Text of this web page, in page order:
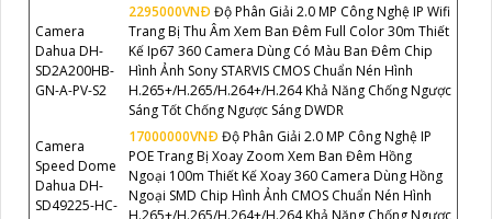
Camera
Dahua DH-
SD2A200HB-
GN-A-PV-S2
2295000VNÐ Độ Phân Giải 2.0 MP Công Nghệ IP Wifi
Trang Bị Thu Âm Xem Ban Đêm Full Color 30m Thiết
Kế Ip67 360 Camera Dùng Có Màu Ban Đêm Chip
Hình Ảnh Sony STARVIS CMOS Chuẩn Nén Hình
H.265+/H.265/H.264+/H.264 Khả Năng Chống Ngược
Sáng Tốt Chống Ngược Sáng DWDR
Camera
Speed Dome
Dahua DH-
SD49225-HC-
17000000VNÐ Độ Phân Giải 2.0 MP Công Nghệ IP
POE Trang Bị Xoay Zoom Xem Ban Đêm Hồng
Ngoại 100m Thiết Kế Xoay 360 Camera Dùng Hồng
Ngoại SMD Chip Hình Ảnh CMOS Chuẩn Nén Hình
H.265+/H.265/H.264+/H.264 Khả Năng Chống Ngược